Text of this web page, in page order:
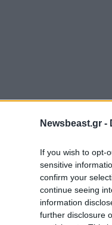
Newsbeast.gr -
If you wish to opt-
sensitive
confirm your
continue seeing
information
further disclosure